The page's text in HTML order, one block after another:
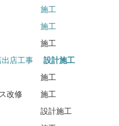
事 施工
ベ 施工
事 施工
店工事 設計施工
事 施工
ス改修 施工
ベ 設計施工